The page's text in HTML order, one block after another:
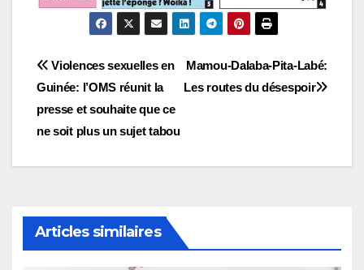
Navigation
de
l’article
Mamou-Dalaba-Pita-Labé:
Les routes du désespoir
Violences sexuelles en
Guinée: l’OMS réunit la
presse et souhaite que ce
ne soit plus un sujet tabou
Articles similaires